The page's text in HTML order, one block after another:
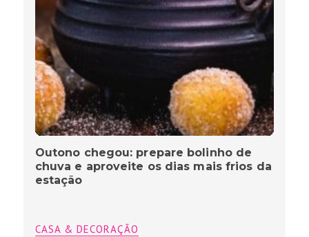
Outono chegou: prepare bolinho de
chuva e aproveite os dias mais frios da
estação
CASA & DECORAÇÃO